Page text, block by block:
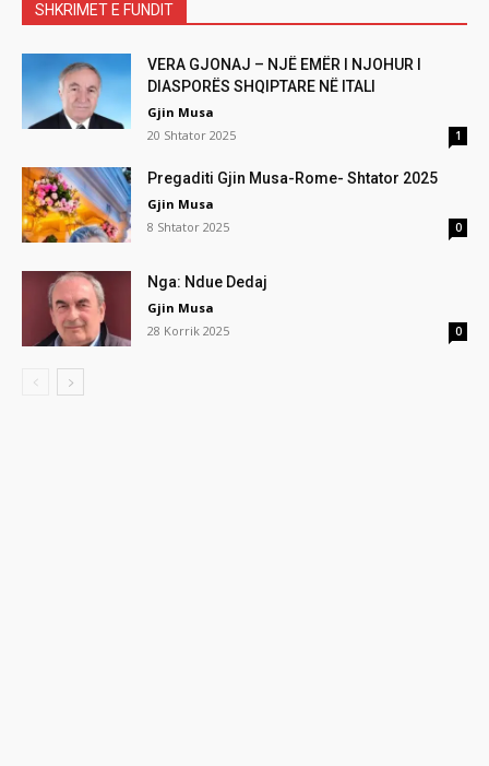
SHKRIMET E FUNDIT
VERA GJONAJ – NJË EMËR I NJOHUR I
DIASPORËS SHQIPTARE NË ITALI
Gjin Musa
20 Shtator 2025
1
Pregaditi Gjin Musa-Rome- Shtator 2025
Gjin Musa
8 Shtator 2025
0
Nga: Ndue Dedaj
Gjin Musa
28 Korrik 2025
0